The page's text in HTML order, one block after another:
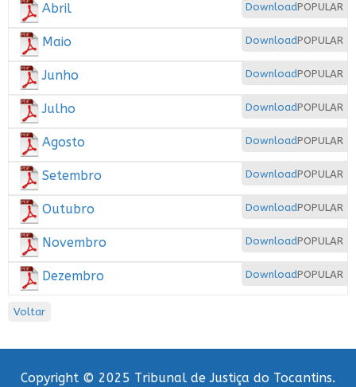
POPULAR
Download
Abril
POPULAR
Download
Maio
POPULAR
Download
Junho
POPULAR
Download
Julho
POPULAR
Download
Agosto
POPULAR
Download
Setembro
POPULAR
Download
Outubro
POPULAR
Download
Novembro
POPULAR
Download
Dezembro
Voltar
Copyright © 2025 Tribunal de Justiça do Tocantins.